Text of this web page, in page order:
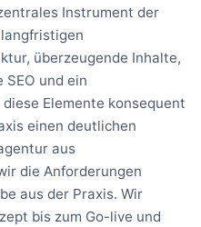
Instrument der
überzeugende Inhalte,
und ein
Elemente konsequent
einen deutlichen
aus
die Anforderungen
aus der Praxis. Wir
bis zum Go-live und